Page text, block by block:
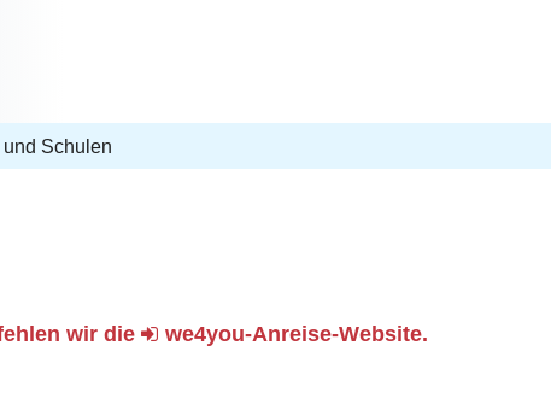
Schulen
wir die we4you-Anreise-Website.